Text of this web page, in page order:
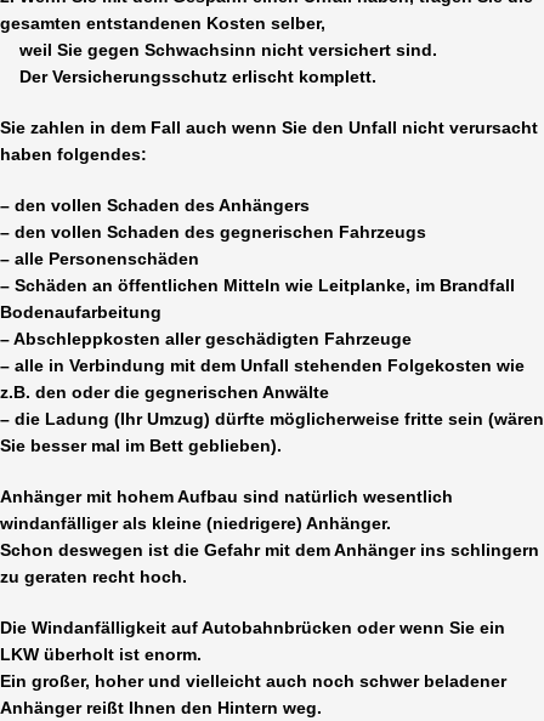
gesamten entstandenen Kosten selber,
weil Sie gegen Schwachsinn nicht versichert sind.
Der Versicherungsschutz erlischt komplett.
Sie zahlen in dem Fall auch wenn Sie den Unfall nicht verursacht
haben folgendes:
– den vollen Schaden des Anhängers
– den vollen Schaden des gegnerischen Fahrzeugs
– alle Personenschäden
– Schäden an öffentlichen Mitteln wie Leitplanke, im Brandfall
Bodenaufarbeitung
– Abschleppkosten aller geschädigten Fahrzeuge
– alle in Verbindung mit dem Unfall stehenden Folgekosten wie
z.B. den oder die gegnerischen Anwälte
– die Ladung (Ihr Umzug) dürfte möglicherweise fritte sein (wären
Sie besser mal im Bett geblieben).
Anhänger mit hohem Aufbau sind natürlich wesentlich
windanfälliger als kleine (niedrigere) Anhänger.
Schon deswegen ist die Gefahr mit dem Anhänger ins schlingern
zu geraten recht hoch.
Die Windanfälligkeit auf Autobahnbrücken oder wenn Sie ein
LKW überholt ist enorm.
Ein großer, hoher und vielleicht auch noch schwer beladener
Anhänger reißt Ihnen den Hintern weg.